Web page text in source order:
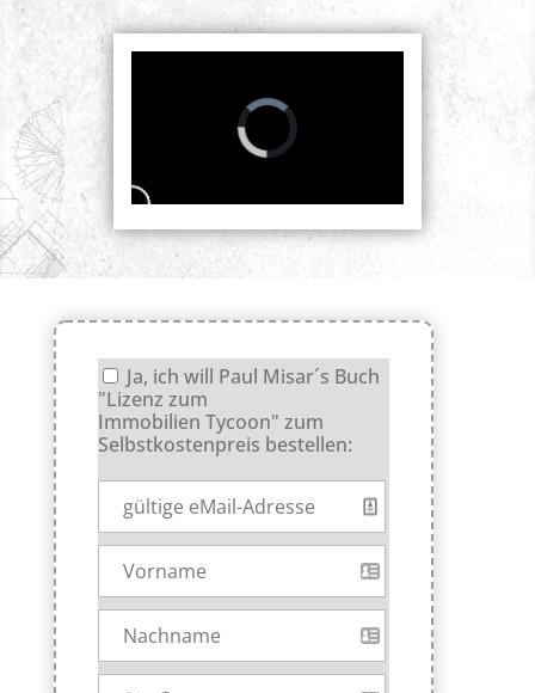
Ja, ich will Paul Misar´s Buch
"Lizenz zum
Immobilien Tycoon" zum
Selbstkostenpreis bestellen: